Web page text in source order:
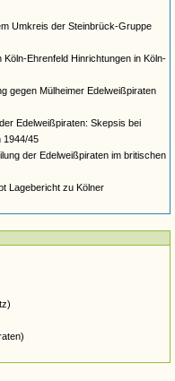
Umkreis der Steinbrück-Gruppe
Köln-Ehrenfeld Hinrichtungen in Köln-
gegen Mülheimer Edelweißpiraten
Edelweißpiraten: Skepsis bei
1944/45
der Edelweißpiraten im britischen
Lagebericht zu Kölner